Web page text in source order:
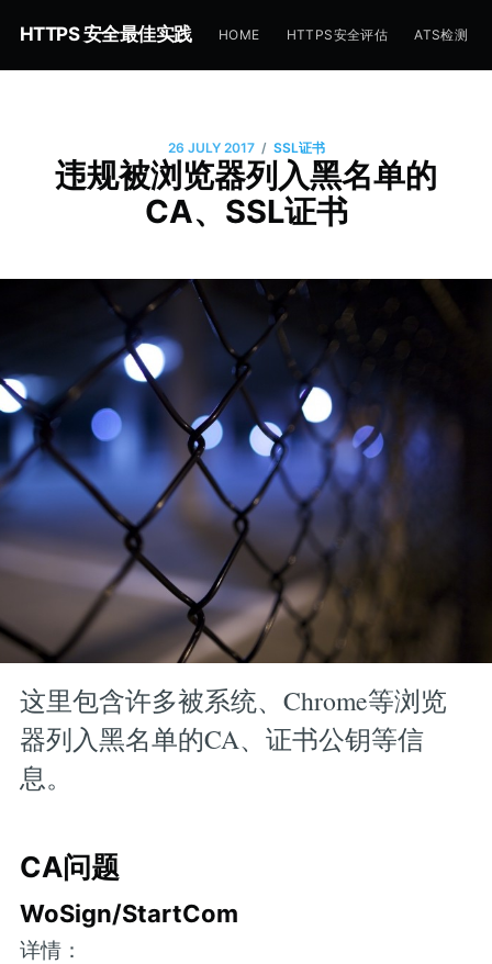
HTTPS 安全最佳实践 HOME HTTPS安全评估 ATS检测
26 JULY 2017 / SSL证书
违规被浏览器列入黑名单的
CA、SSL证书
这里包含许多被系统、Chrome等浏览
器列入黑名单的CA、证书公钥等信
息。
CA问题
WoSign/StartCom
详情：